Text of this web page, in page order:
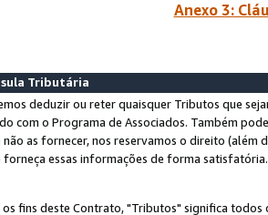
Anexo 3:
Tributária
deduzir ou reter quaisquer Tributos que
com o Programa de Associados. Também
não as fornecer, nos reservamos o direito (além
forneça essas informações de forma
os fins deste Contrato, "Tributos" significa